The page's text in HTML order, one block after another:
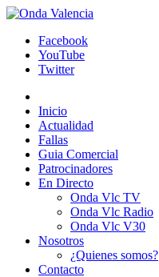
Facebook
YouTube
Twitter
Inicio
Actualidad
Fallas
Guia Comercial
Patrocinadores
En Directo
Onda Vlc TV
Onda Vlc Radio
Onda Vlc V30
Nosotros
¿Quienes somos?
Contacto